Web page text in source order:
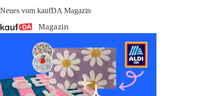
Neues vom kaufDA Magazin